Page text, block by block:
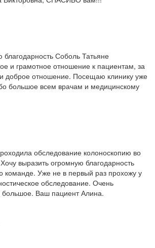
Соболь Татьяне
и грамотное отношение к пациентам, за
доброе отношение. Посещаю клинику уже
большое всем врачам и медицинскому
обследование колоноскопию во
выразить огромную благодарность
команде. Уже не в первый раз прохожу у
обследование. Очень
Ваш пациент Алина.